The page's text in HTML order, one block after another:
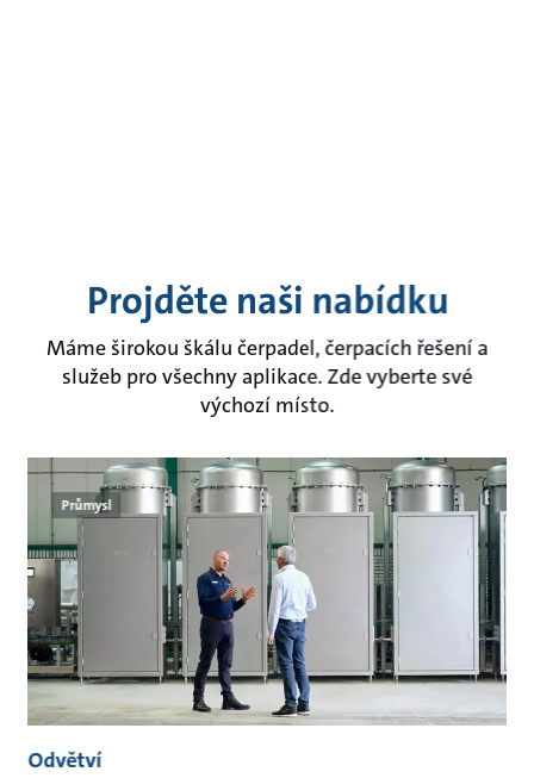
Projděte naši nabídku
Máme širokou škálu čerpadel, čerpacích řešení a
služeb pro všechny aplikace. Zde vyberte své
výchozí místo.
Průmysl
Odvětví